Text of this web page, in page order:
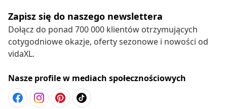
Zapisz się do naszego newslettera
Dołącz do ponad 700 000 klientów otrzymujących
cotygodniowe okazje, oferty sezonowe i nowości od
vidaXL.
Nasze profile w mediach społecznościowych